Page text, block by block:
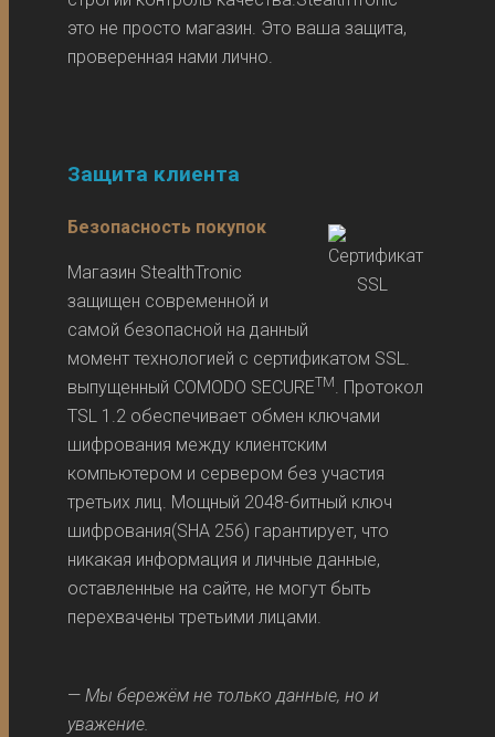
это не просто магазин. Это ваша защита,
проверенная нами лично.
Защита клиента
Безопасность покупок
Магазин StealthTronic
защищен современной и
самой безопасной на данный
момент технологией с сертификатом SSL.
выпущенный COMODO SECURETM. Протокол
TSL 1.2 обеспечивает обмен ключами
шифрования между клиентским
компьютером и сервером без участия
третьих лиц. Мощный 2048-битный ключ
шифрования(SHA 256) гарантирует, что
никакая информация и личные данные,
оставленные на сайте, не могут быть
перехвачены третьими лицами.
—Мы бережём не только данные, но и
уважение.